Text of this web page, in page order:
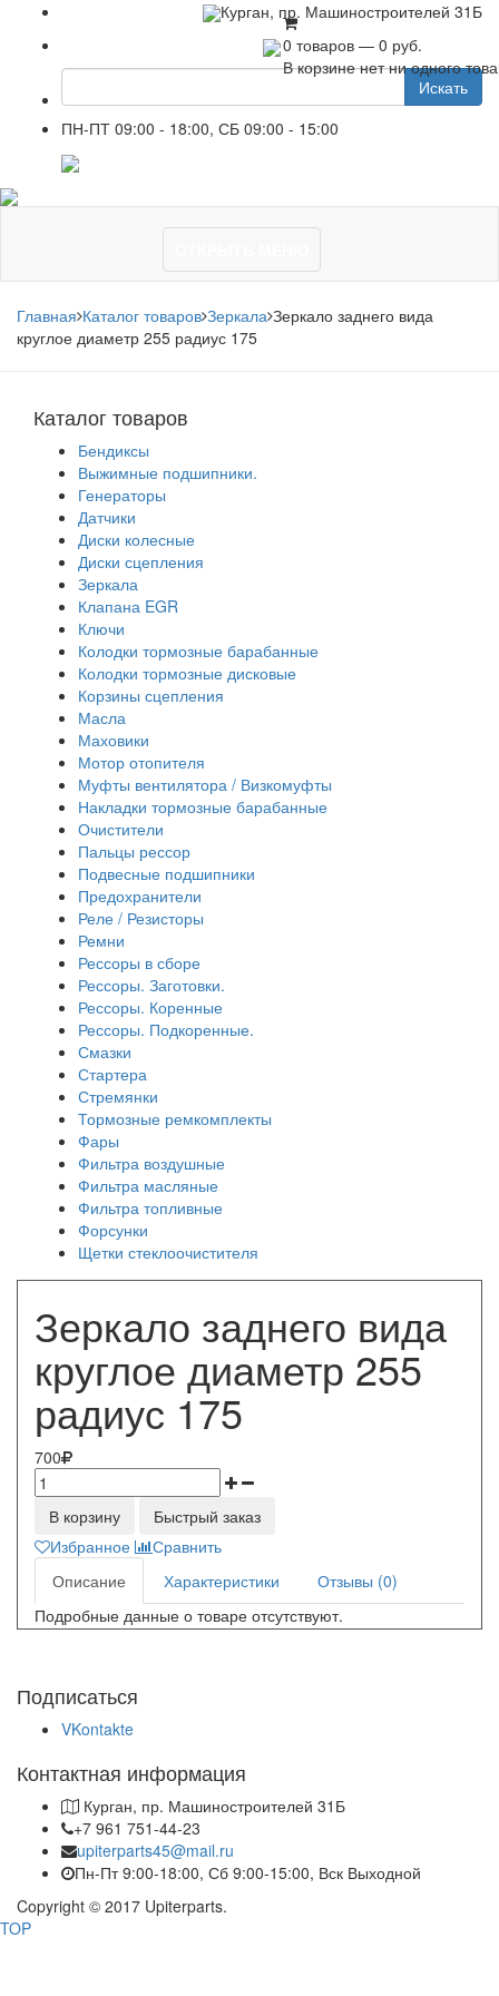
Курган, пр. Машиностроителей 31Б
Искать
ПН-ПТ 09:00 - 18:00, СБ 09:00 - 15:00
0 товаров — 0 руб.
В корзине нет ни одного
Главная Каталог товаров Зеркала Зеркало заднего вида
круглое диаметр 255 радиус 175
Каталог товаров
Бендиксы
Выжимные подшипники.
Генераторы
Датчики
Диски колесные
Диски сцепления
Зеркала
Клапана EGR
Ключи
Колодки тормозные барабанные
Колодки тормозные дисковые
Корзины сцепления
Масла
Маховики
Мотор отопителя
Муфты вентилятора / Визкомуфты
Накладки тормозные барабанные
Очистители
Пальцы рессор
Подвесные подшипники
Предохранители
Реле / Резисторы
Ремни
Рессоры в сборе
Рессоры. Заготовки.
Рессоры. Коренные
Рессоры. Подкоренные.
Смазки
Стартера
Стремянки
Тормозные ремкомплекты
Фары
Фильтра воздушные
Фильтра масляные
Фильтра топливные
Форсунки
Щетки стеклоочистителя
Зеркало заднего вида
круглое диаметр 255
радиус 175
700
В корзину
Быстрый заказ
Избранное
Сравнить
Описание
Характеристики
Отзывы (0)
Подробные данные о товаре отсутствуют.
Подписаться
VKontakte
Контактная информация
Курган, пр. Машиностроителей 31Б
+7 961 751-44-23
upiterparts45@mail.ru
Пн-Пт 9:00-18:00, Сб 9:00-15:00, Вск Выходной
Copyright © 2017 Upiterparts.
TOP